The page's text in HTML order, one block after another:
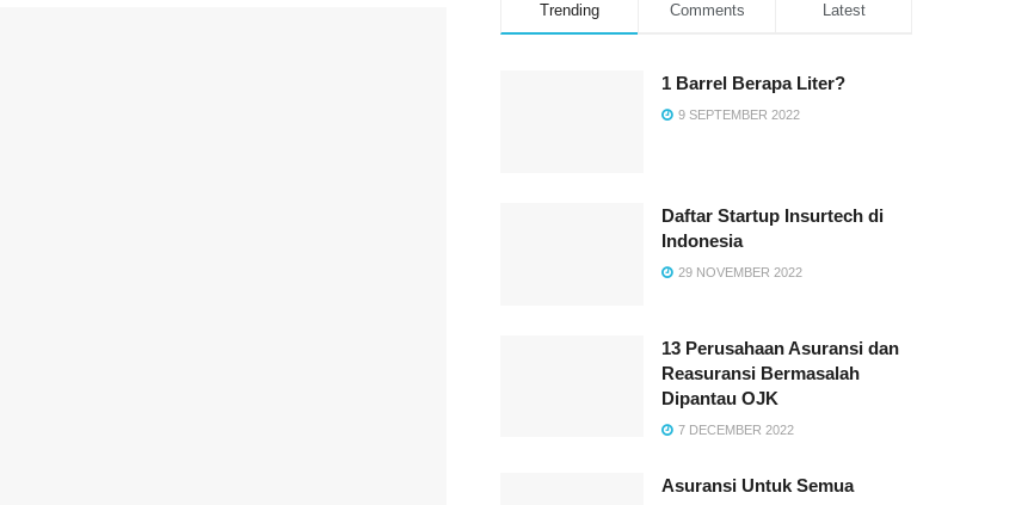
Trending Comments Latest
1 Barrel Berapa Liter?
9 SEPTEMBER 2022
Daftar Startup Insurtech di
Indonesia
29 NOVEMBER 2022
13 Perusahaan Asuransi dan
Reasuransi Bermasalah
Dipantau OJK
7 DECEMBER 2022
Asuransi Untuk Semua